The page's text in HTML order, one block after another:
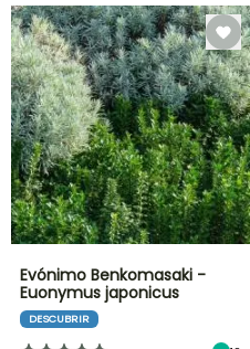
Evónimo Benkomasaki -
Euonymus japonicus
DESCUBRIR